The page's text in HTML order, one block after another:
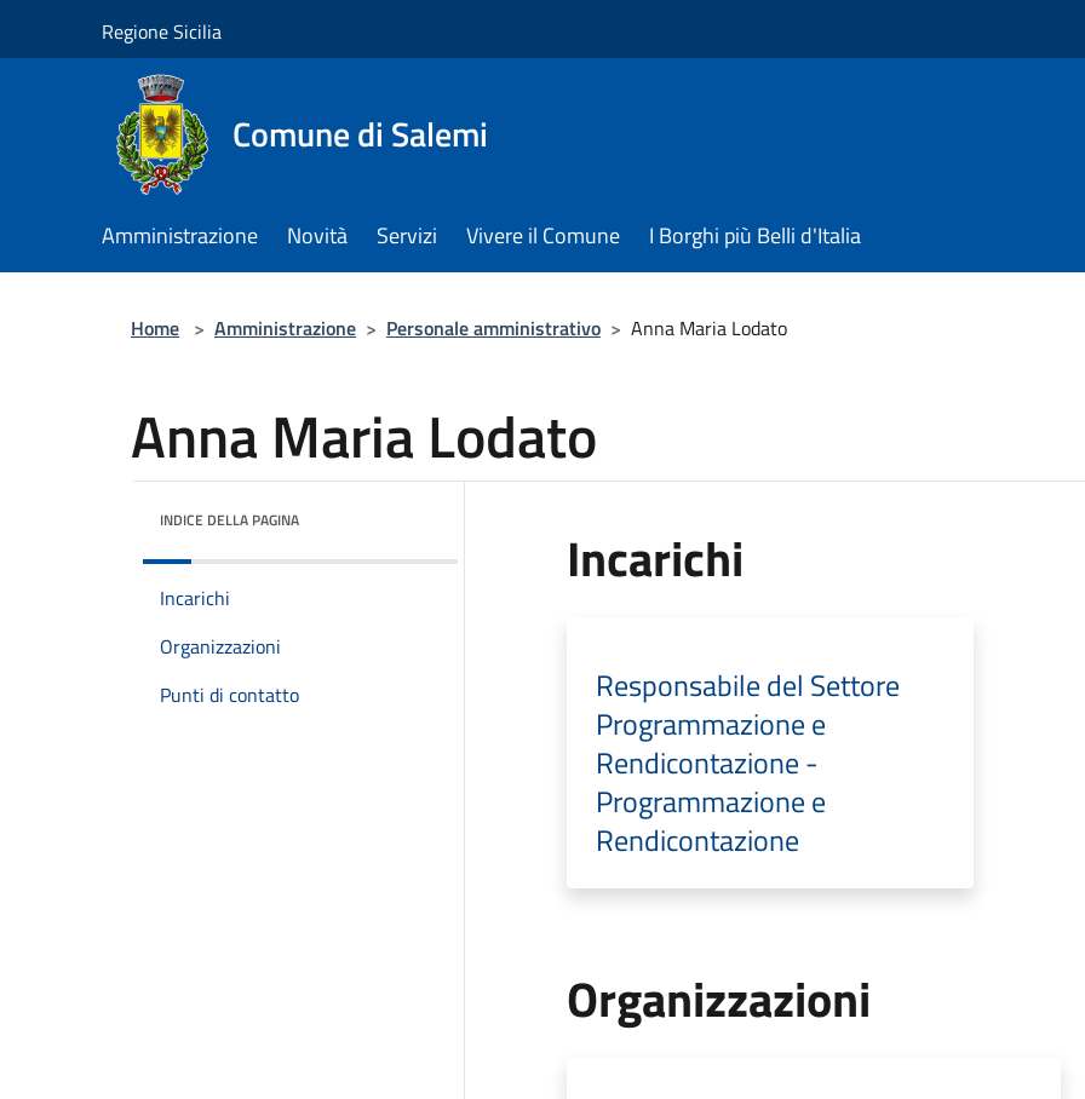
Regione Sicilia
Comune di Salemi
Amministrazione Novità Servizi Vivere il Comune I Borghi più Belli d'Italia
Home > Amministrazione > Personale amministrativo > Anna Maria Lodato
Anna Maria Lodato
INDICE DELLA PAGINA
Incarichi
Organizzazioni
Punti di contatto
Incarichi
Responsabile del Settore
Programmazione e
Rendicontazione -
Programmazione e
Rendicontazione
Organizzazioni